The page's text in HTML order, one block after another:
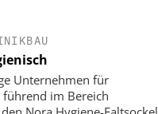
Unternehmen für
im Bereich